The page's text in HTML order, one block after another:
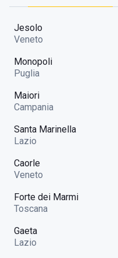
Jesolo
Veneto
Monopoli
Puglia
Maiori
Campania
Santa Marinella
Lazio
Caorle
Veneto
Forte dei Marmi
Toscana
Gaeta
Lazio